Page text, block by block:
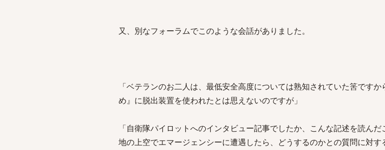
又、別なフォーラムでこのような会話がありました。
「ベテランのお二人は、最低安全高度については熟知されていた筈です
め』に脱出装置を使われたとは思えないのですが」
「自衛隊パイロットへのインタビュー記事でしたか、こんな記述を読ん
地の上空でエマージェンシーに遭遇したら、どうするのかとの質問に対す